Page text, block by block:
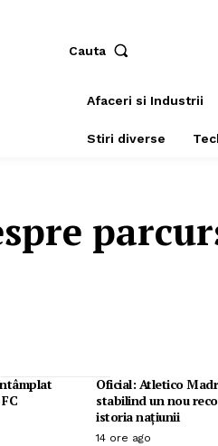
Cauta
Afaceri si Industrii
Stiri diverse
Oficial: Atletico
stabilind un nou
istoria națiunii
14 ore ago